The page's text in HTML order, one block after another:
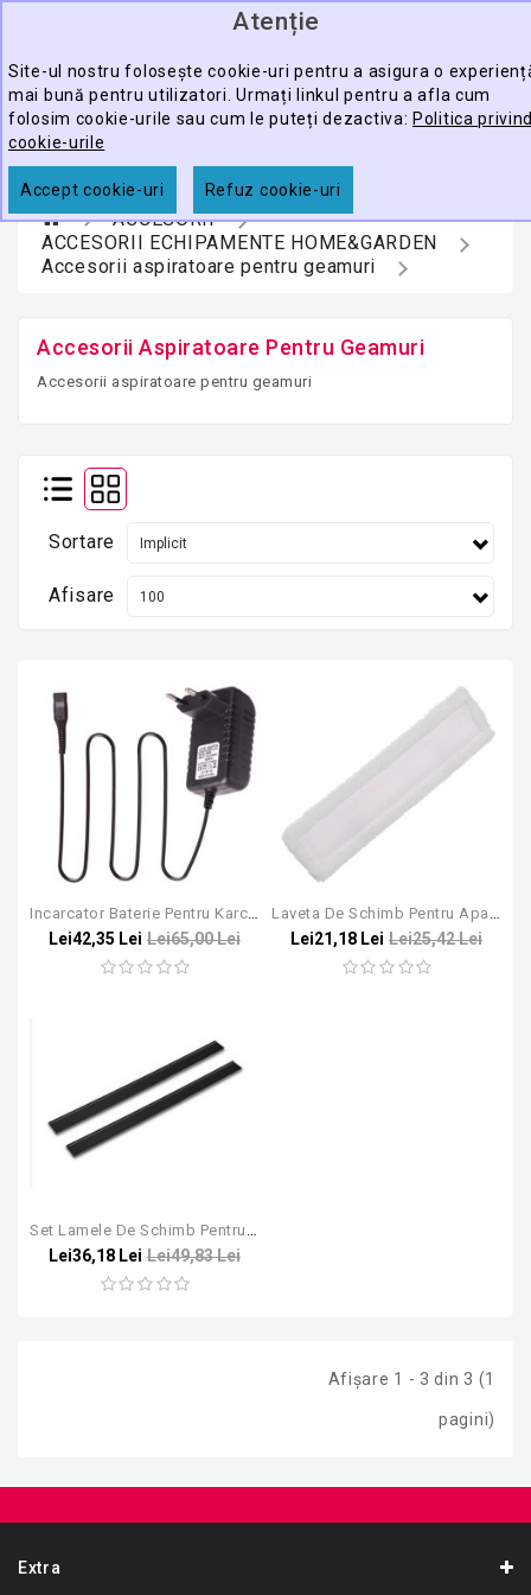
Atenție
Site-ul nostru folosește cookie-uri pentru a asigura o
mai bună pentru utilizatori. Urmați linkul pentru a afla cum
folosim cookie-urile sau cum le puteți dezactiva: Politica
cookie-urile
Accept cookie-uri Refuz cookie-uri
CĂUTARE
ECHIPAMENTE
PROFESIONALE
ACCESORII
PROMOTII
ACCESORII
ACCESORII ECHIPAMENTE HOME&GARDEN
Accesorii aspiratoare pentru geamuri
Accesorii Aspiratoare Pentru Geamuri
Accesorii aspiratoare pentru geamuri
Sortare
Afisare
Incarcator Baterie Pentru Karcher WV
Lei42,35 Lei Lei65,00 Lei
Laveta De Schimb Pentru Aparatele De Geamuri Karcher WV
Lei21,18 Lei Lei25,42 Lei
Set Lamele De Schimb Pentru Aparatele De Geamuri Karcher WV
Lei36,18 Lei Lei49,83 Lei
Afişare 1 - 3 din 3 (1
pagini)
Extra